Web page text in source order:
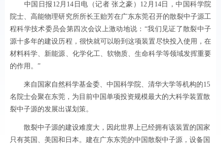
中国日报12月14日电（记者 张之豪）12月14日，中国科学院
院士、高能物理研究所所长王贻芳在广东东莞召开的散裂中子源工
程科学技术委员会第四次会议上激动地说：“我们见证了散裂中子
源十多年的建设历程，很快就可以盼到这项装置尽快投入使用，在
材料科学、新能源、化学化工、软物质、生命科学等领域发挥重要
的作用。”
来自国家自然科学基金委、中国科学院、清华大学等机构的15
名院士会聚在东莞，为目前中国单项投资规模最大的大科学装置散
裂中子源的发展出谋划策。
散裂中子源的建设难度大，因此世界上已经拥有该装置的国家
只有英国、美国和日本。建在广东东莞的中国散裂中子源，设备国